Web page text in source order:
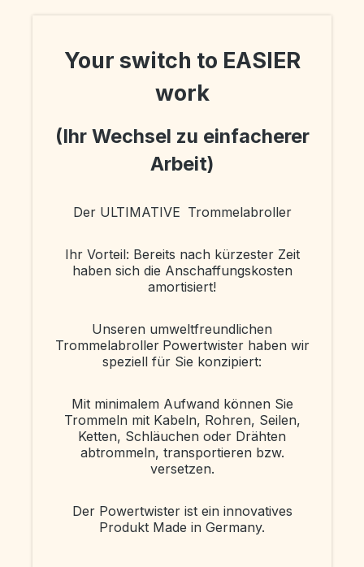
Your switch to EASIER
work
(Ihr Wechsel zu einfacherer
Arbeit)
Der ULTIMATIVE Trommelabroller
Ihr Vorteil: Bereits nach kürzester Zeit
haben sich die Anschaffungskosten
amortisiert!
Unseren umweltfreundlichen
Trommelabroller Powertwister haben wir
speziell für Sie konzipiert:
Mit minimalem Aufwand können Sie
Trommeln mit Kabeln, Rohren, Seilen,
Ketten, Schläuchen oder Drähten
abtrommeln, transportieren bzw.
versetzen.
Der Powertwister ist ein innovatives
Produkt Made in Germany.